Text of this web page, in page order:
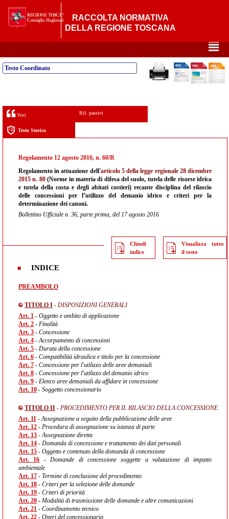
RACCOLTA NORMATIVA
DELLA REGIONE TOSCANA
²
Testo Coordinato
Voci Rif. passivi
Testo Storico
Regolamento 12 agosto 2016, n. 60/R
Regolamento in attuazione dell'articolo 5 della legge regionale 28 dicembre
2015 n. 80(Norme in materia di difesa del suolo, tutela delle risorse idrica
e tutela della costa e degli abitati costieri) recante disciplina del rilascio
delle concessioni per l’utilizzo del demanio idrico e criteri per la
determinazione dei canoni.
Bollettino Ufficiale n. 36, parte prima, del 17 agosto 2016
Chiudi
indice
Visualizza tutto
il testo
INDICE
PREAMBOLO
TITOLO I - DISPOSIZIONI GENERALI
Art. 1 - Oggetto e ambito di applicazione
Art. 2 - Finalità
Art. 3 - Concessione
Art. 4 - Accorpamento di concessioni
Art. 5 - Durata della concessione
Art. 6 - Compatibilità idraulica e titolo per la concessione
Art. 7 - Concessione per l'utilizzo delle aree demaniali
Art. 8 - Concessione per l'utilizzo del demanio idrico
Art. 9 - Elenco aree demaniali da affidare in concessione
Art. 10 - Soggetto concessionario
TITOLO II - PROCEDIMENTO PER IL RILASCIO DELLA CONCESSIONE
Art. 11 - Assegnazione a seguito della pubblicazione delle aree
Art. 12 - Procedura di assegnazione su istanza di parte
Art. 13 - Assegnazione diretta
Art. 14 - Domanda di concessione e trattamento dei dati personali
Art. 15 - Oggetto e contenuto della domanda di concessione
Art. 16 - Domande di concessione soggette a valutazione di impatto
ambientale
Art. 17 - Termine di conclusione del procedimento
Art. 18 - Criteri per la selezione delle domande
Art. 19 - Criteri di priorità
Art. 20 - Modalità di trasmissione delle domande e altre comunicazioni
Art. 21 - Coordinamento tecnico
Art. 22 - Oneri del concessionario